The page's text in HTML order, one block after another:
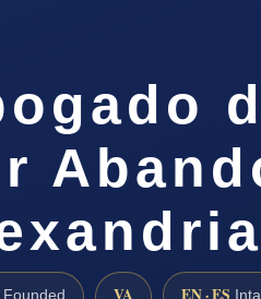
Founded VA EN · ES